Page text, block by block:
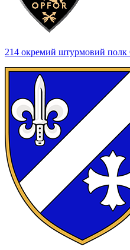
214 окремий штурмовий полк